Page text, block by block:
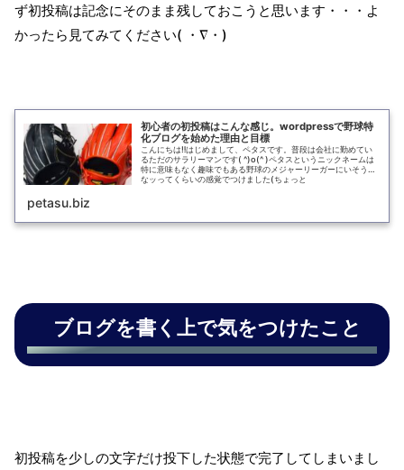
ず初投稿は記念にそのまま残しておこうと思います・・・よ
かったら見てみてください( ・∇・)
初心者の初投稿はこんな感じ。wordpressで野球特
化ブログを始めた理由と目標
こんにちは‼はじめまして、ペタスです。普段は会社に勤めてい
るただのサラリーマンです( ^)o(^ )ペタスというニックネームは
特に意味もなく趣味でもある野球のメジャーリーガーにいそうだ
なッってくらいの感覚でつけました(ちょっと
petasu.biz
ブログを書く上で気をつけたこと
初投稿を少しの文字だけ投下した状態で完了してしまいまし